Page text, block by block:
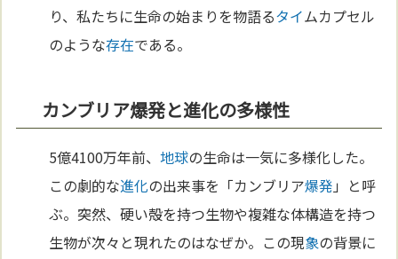
り、私たちに生命の始まりを物語るタイムカプセル
のような存在である。
カンブリア爆発と進化の多様性
5億4100万年前、地球の生命は一気に多様化した。
この劇的な進化の出来事を「カンブリア爆発 」と呼
ぶ。突然、硬い殻を持つ生物や複雑な体構造を持つ
生物が次々と現れたのはなぜか。この現象の背景に